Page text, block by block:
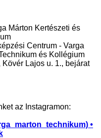
Márton Kertészeti és
Centrum - Varga
és Kollégium
Lajos u. 1., bejárat
az Instagramon:
•